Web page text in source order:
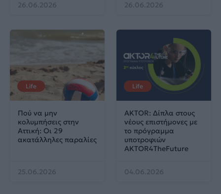
26.06.2026 26.06.2026
Life
Πού να μην
κολυμπήσεις στην
Αττική: Οι 29
ακατάλληλες παραλίες
25.06.2026
Life
AKTOR: Δίπλα στους
νέους επιστήμονες με
το πρόγραμμα
υποτροφιών
AKTOR4TheFuture
04.06.2026